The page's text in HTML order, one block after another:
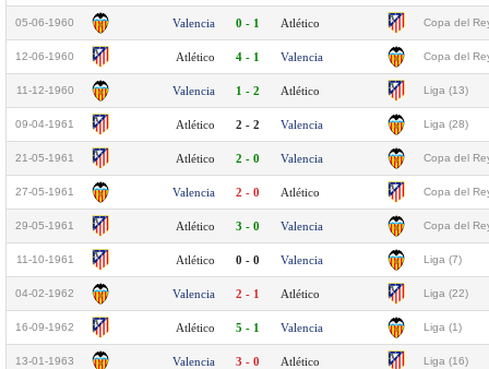
05-06-1960 Valencia 0 - 1 Atlético Copa del
12-06-1960 Atlético 4 - 1 Valencia Copa del
11-12-1960 Valencia 1 - 2 Atlético Liga (13)
09-04-1961 Atlético 2 - 2 Valencia Liga (28)
21-05-1961 Atlético 2 - 0 Valencia Copa del
27-05-1961 Valencia 2 - 0 Atlético Copa del
29-05-1961 Atlético 3 - 0 Valencia Copa del
11-10-1961 Atlético 0 - 0 Valencia Liga (7)
04-02-1962 Valencia 2 - 1 Atlético Liga (22)
16-09-1962 Atlético 5 - 1 Valencia Liga (1)
13-01-1963 Valencia 3 - 0 Atlético Liga (16)